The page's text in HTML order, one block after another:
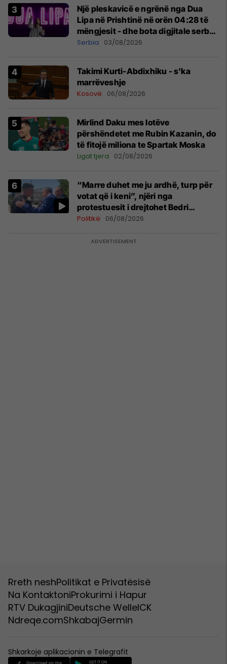
Një pleskavicë e ngrënë nga Dua
Lipa në Prishtinë në orën 04:28 të
mëngjesit - dhe bota digjitale serbe
shpall gjendjen e luftës
Serbia 03/08/2026
Takimi Kurti-Abdixhiku - s'ka
marrëveshje
Kosovë 06/08/2026
Mirlind Daku mes lotëve
përshëndetet me Rubin Kazanin, do
të fitojë miliona te Spartak Moska
Ligat tjera 02/08/2026
“Marre duhet me ju ardhë, turp për
votat që i keni”, njëri nga
protestuesit i drejtohet Bedri
Hamzës
Politikë 06/08/2026
Rreth neshPolitikat e Privatësisë
Na KontaktoniProkurimi i Hapur
RTV DukagjiniDeutsche WelleICK
Ndreqe.comShkabajGermin
Shkarkoje aplikacionin e Telegrafit